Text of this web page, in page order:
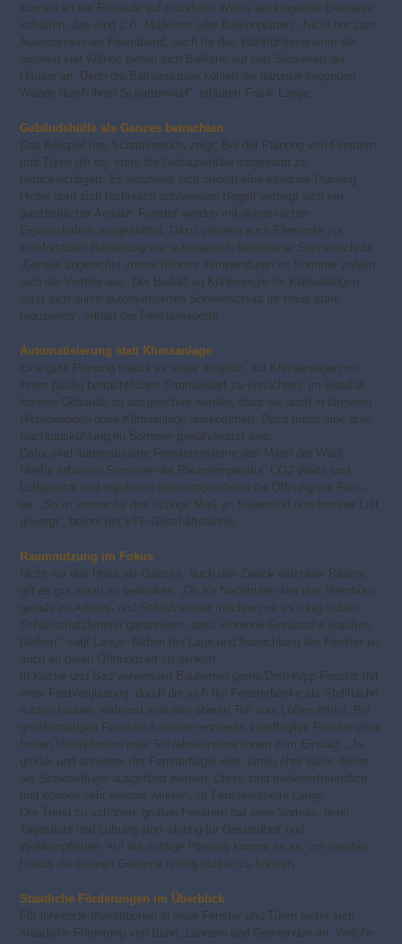
können an der Fassade auf natürliche Weise auskragende Elemente
schaffen, das sind z.B. Markisen oder Balkonplatten. „Nicht nur zum
Ausspannen am Feierabend, auch für das Wohlfühlprogramm der
eigenen vier Wände bieten sich Balkone auf den Südseiten der
Häuser an. Denn die Balkonplatten kühlen die darunter liegenden
Wände durch ihren Schattenwurf“, erläutert Frank Lange.
Gebäudehülle als Ganzes betrachten
Das Beispiel des Schattenwurfs zeigt: Bei der Planung von Fenstern
und Türen gilt es, stets die Gebäudehülle insgesamt zu
berücksichtigen. Es empfiehlt sich zudem eine integrale Planung.
Hinter dem sich technisch anhörenden Begriff verbirgt sich ein
ganzheitlicher Ansatz: Fenster werden mit dynamischen
Eigenschaften ausgestattet. Dazu gehören auch Elemente zur
komfortablen Bedienung wie automatisch betriebener Sonnenschutz.
„Gerade angesichts immer höherer Temperaturen im Sommer zahlen
sich die Vorteile aus. Der Bedarf an Kühlenergie für Klimaanlagen
lässt sich durch automatisierten Sonnenschutz im Haus stark
reduzieren“, erklärt der Fensterexperte.
Automatisierung statt Klimaanlage
Eine gute Planung macht es sogar möglich, auf Klimaanlagen mit
ihrem häufig beträchtlichen Strombedarf zu verzichten. Im Idealfall
können Gebäude so ausgerichtet werden, dass sie auch in längeren
Hitzeperioden ohne Klimaanlage auskommen. Dazu muss eine gute
Nachtauskühlung im Sommer gewährleistet sein.
Dafür sind automatisierte Fenstersysteme das Mittel der Wahl.
Hierfür erfassen Sensoren die Raumtemperatur, CO2-Werte und
Luftqualität und regulieren dementsprechend die Öffnung der Fens-
ter. „So ist immer für das richtige Maß an Sauerstoff und frischer Luft
gesorgt“, betont der VFF-Geschäftsführer.
Raumnutzung im Fokus
Nicht nur das Haus als Ganzes, auch den Zweck einzelner Räume
gilt es gut vorab zu bedenken. „Ob für Nachtruhe oder das Heimbüro,
gerade im Arbeits- und Schlafzimmer möchten wir es ruhig haben.
Schallschutzfenster garantieren, dass störende Geräusche draußen
bleiben“, sagt Lange. Neben der Lage und Ausrichtung der Fenster ist
auch an deren Öffnungsart zu denken.
In Küche und Bad verwenden Bauherren gerne Dreh-Kipp-Fenster mit
einer Festverglasung, durch die sich die Fensterbänke als Stellfläche
nutzen lassen, während man den oberen Teil zum Lüften öffnet. Bei
großformatigen Fenstern kommen entweder zweiflüglige Fenster ohne
festen Mittelpfosten oder Schiebekonstruktionen zum Einsatz. „Je
größer und schwerer der Fensterflügel wird, umso eher sollte dieser
als Schiebeflügel ausgeführt werden. Diese sind bedienerfreundlich
und können sehr elegant wirken“, so Fensterexperte Lange.
Der Trend zu schönen, großen Fenstern hat viele Vorteile, denn
Tageslicht und Lüftung sind wichtig für Gesundheit und
Wohlempfinden. Auf die richtige Planung kommt es an, um darüber
hinaus die solaren Gewinne richtig nutzen zu können.
Staatliche Förderungen im Überblick
Für lohnende Investitionen in neue Fenster und Türen bietet sich
staatliche Förderung von Bund, Ländern und Gemeinden an. Welche